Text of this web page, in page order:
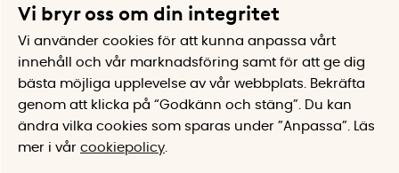
Vi bryr oss om din integritet
Vi använder cookies för att kunna anpassa vårt
innehåll och vår marknadsföring samt för att ge dig
bästa möjliga upplevelse av vår webbplats.
Bekräfta
genom att klicka på “Godkänn och stäng”. Du kan
ändra vilka cookies som sparas under ”Anpassa”.
Läs
mer i vår cookiepolicy